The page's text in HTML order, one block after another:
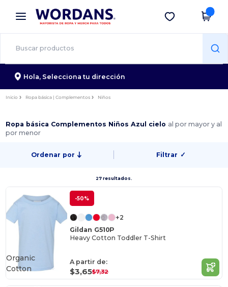
× App de Wordans
¡Mejores precios en app!
Descargar app
Hola, Selecciona tu dirección
Inicio Ropa básica | Complementos Niños
Ropa básica Complementos Niños Azul cielo al por mayor y al
por menor
Ordenar por Filtrar ✓
27 resultados.
-50%
+2
Gildan G510P
Heavy Cotton Toddler T-Shirt
A partir de:
$3,65$7,32
Organic
Cotton